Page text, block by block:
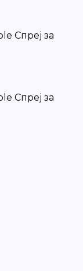
Спреј за
Спреј за